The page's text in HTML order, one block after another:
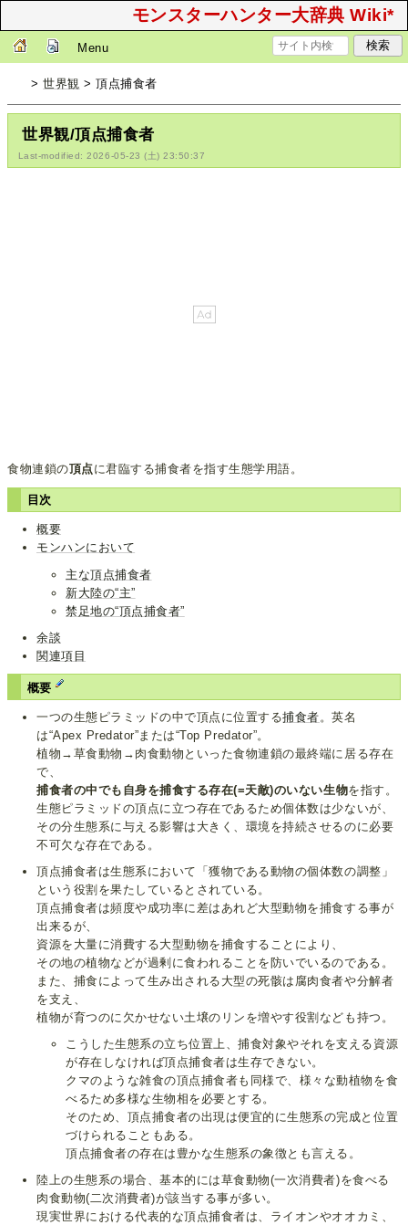
モンスターハンター大辞典 Wiki*
Menu
>世界観 > 頂点捕食者
世界観/頂点捕食者
Last-modified: 2026-05-23 (土) 23:50:37
食物連鎖の頂点に君臨する捕食者を指す生態学用語。
目次
概要
モンハンにおいて
主な頂点捕食者
新大陸の“主”
禁足地の“頂点捕食者”
余談
関連項目
概要
一つの生態ピラミッドの中で頂点に位置する捕食者 。英名
は“Apex Predator”または“Top Predator”。
植物→草食動物→肉食動物といった食物連鎖の最終端に居る存在
で、
捕食者の中でも自身を捕食する存在(=天敵)のいない生物を指す。
生態ピラミッドの頂点に立つ存在であるため個体数は少ないが、
その分生態系に与える影響は大きく、環境を持続させるのに必要
不可欠な存在である。
頂点捕食者は生態系において「獲物である動物の個体数の調整」
という役割を果たしているとされている。
頂点捕食者は頻度や成功率に差はあれど大型動物を捕食する事が
出来るが、
資源を大量に消費する大型動物を捕食することにより、
その地の植物などが過剰に食われることを防いでいるのである。
また、捕食によって生み出される大型の死骸は腐肉食者や分解者
を支え、
植物が育つのに欠かせない土壌のリンを増やす役割なども持つ。
こうした生態系の立ち位置上、捕食対象やそれを支える資源
が存在しなければ頂点捕食者は生存できない。
クマのような雑食の頂点捕食者も同様で、様々な動植物を食
べるため多様な生物相を必要とする。
そのため、頂点捕食者の出現は便宜的に生態系の完成と位置
づけられることもある。
頂点捕食者の存在は豊かな生態系の象徴とも言える。
陸上の生態系の場合、基本的には草食動物(一次消費者)を食べる
肉食動物(二次消費者)が該当する事が多い。
現実世界における代表的な頂点捕食者は、ライオンやオオカミ、